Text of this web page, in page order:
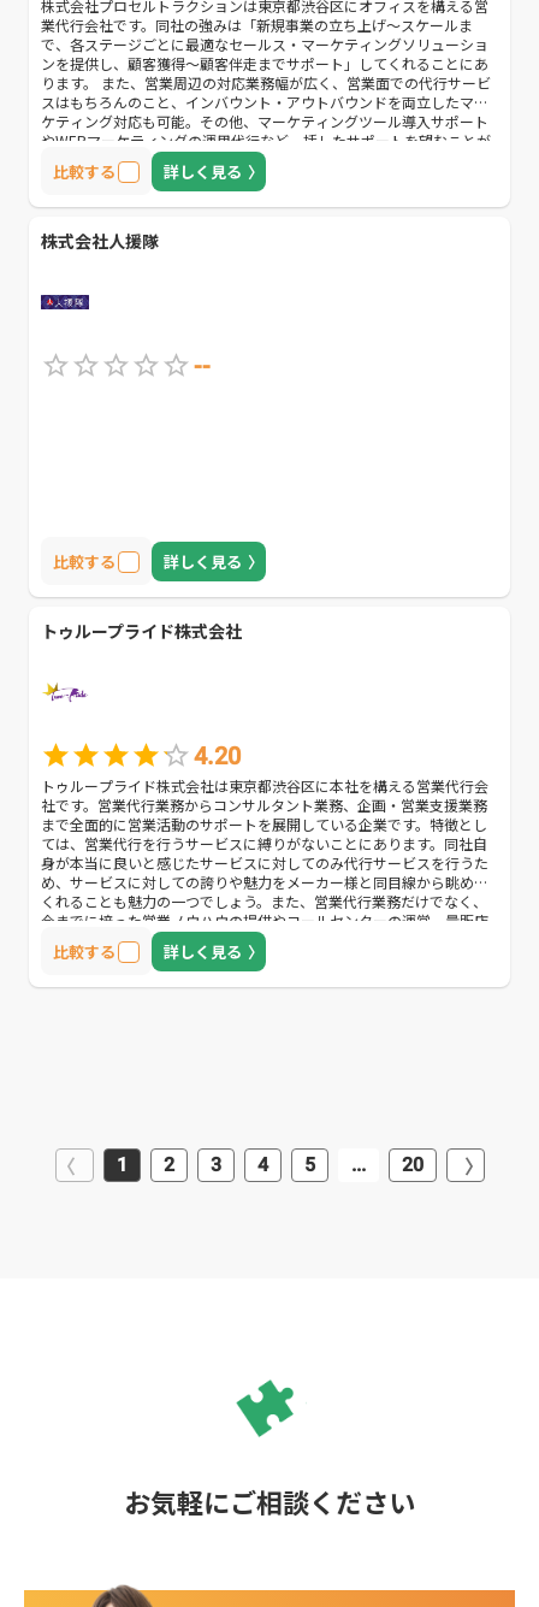
株式会社プロセルトラクションは東京都渋谷区にオフィスを構える営
業代行会社です。同社の強みは「新規事業の立ち上げ～スケールま
で、各ステージごとに最適なセールス・マーケティングソリューショ
ンを提供し、顧客獲得～顧客伴走までサポート」してくれることにあ
ります。 また、営業周辺の対応業務幅が広く、営業面での代行サービ
スはもちろんのこと、インバウント・アウトバウンドを両立したマー
ケティング対応も可能。その他、マーケティングツール導入サポート
やWEBマーケティングの運用代行など一括したサポートを望むことが
可能でしょう。 新規事業をこれから立ち上げられる方や、現在リソー
ス不足で顧客満足度向上アップセル、クロッセルに向けた取り組みを
充実させたい方などにおすすめな企業です。
比較する 詳しく見る
株式会社人援隊
--
比較する 詳しく見る
トゥループライド株式会社
4.20
トゥループライド株式会社は東京都渋谷区に本社を構える営業代行会
社です。営業代行業務からコンサルタント業務、企画・営業支援業務
まで全面的に営業活動のサポートを展開している企業です。特徴とし
ては、営業代行を行うサービスに縛りがないことにあります。同社自
身が本当に良いと感じたサービスに対してのみ代行サービスを行うた
め、サービスに対しての誇りや魅力をメーカー様と同目線から眺めて
くれることも魅力の一つでしょう。また、営業代行業務だけでなく、
今までに培った営業ノウハウの提供やコールセンターの運営、量販店
での販売代行など幅広い営業分野にも対応してくれます。営業分野を
一括して依頼したいと考えている企業様におすすめな営業代行会社で
比較する 詳しく見る
1 2 3 4 5 ... 20
お気軽にご相談ください